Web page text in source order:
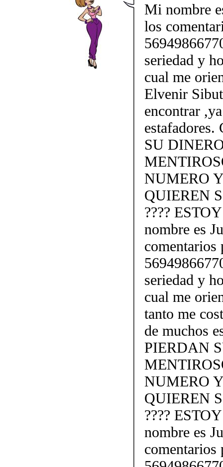
Mi nombre
los
seriedad y
cual me
Elvenir
encontrar
SU
NUMERO
QUIEREN
????
nombre es
comentarios
seriedad y
cual me
tanto me
de muchos
PIERDAN
NUMERO
QUIEREN
????
nombre es
comentarios